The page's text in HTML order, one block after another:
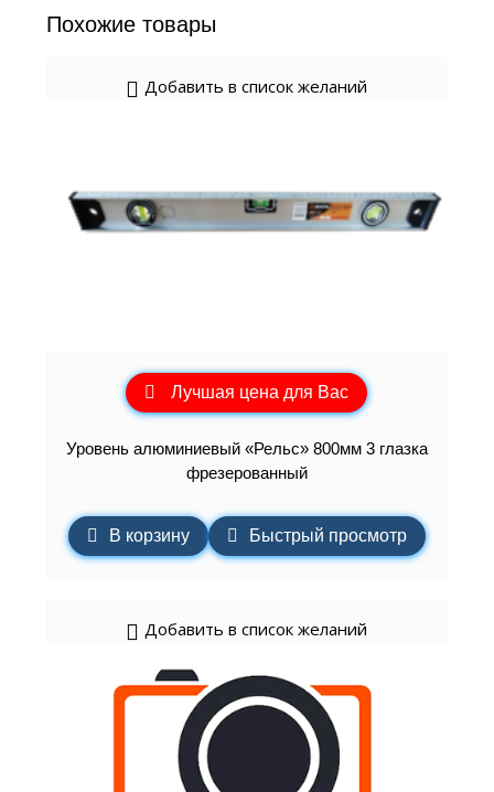
Похожие товары
Добавить в список желаний
Лучшая цена для Вас
Уровень алюминиевый «Рельс» 800мм 3 глазка
фрезерованный
В корзину Быстрый просмотр
Добавить в список желаний